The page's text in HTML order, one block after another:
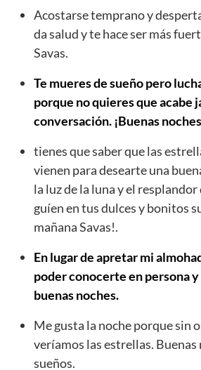
Acostarse temprano y
da salud y te hace ser más
Savas.
Te mueres de sueño pero
porque no quieres que acabe
conversación. ¡Buenas
tienes que saber que las
vienen para desearte una
la luz de la luna y el
guíen en tus dulces y bonitos
mañana Savas!.
En lugar de apretar mi
poder conocerte en persona
buenas noches.
Me gusta la noche porque sin
veríamos las estrellas. Buenas
sueños.